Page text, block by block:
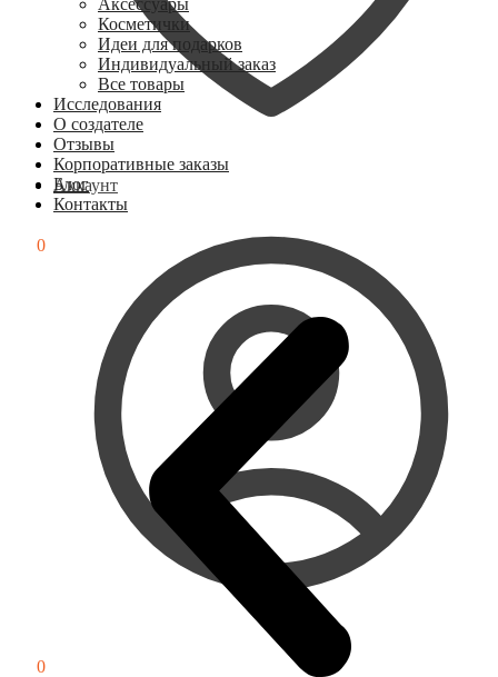
Аккаунт
0
Аксессуары
Косметички
Идеи для подарков
Индивидуальный заказ
Все товары
Исследования
О создателе
Отзывы
Корпоративные заказы
Блог
Контакты
0